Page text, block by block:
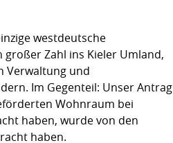
westdeutsche
Zahl ins Kieler Umland,
Verwaltung und
Im Gegenteil: Unser Antrag
Wohnraum bei
haben, wurde von den
haben.